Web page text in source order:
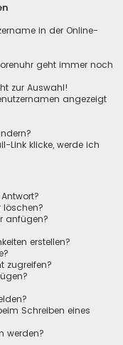
in der Online-
geht immer noch
zur Auswahl!
angezeigt
Link klicke, werde ich
löschen?
anfügen?
erstellen?
zugreifen?
Schreiben eines
werden?